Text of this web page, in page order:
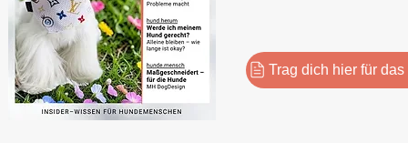
Trag dich hier für